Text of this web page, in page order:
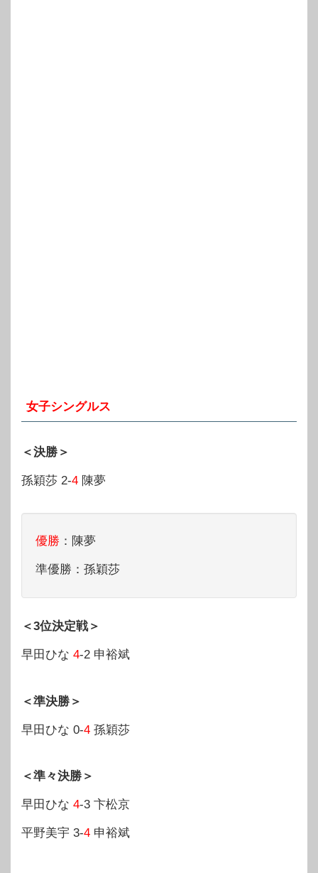
女子シングルス
＜決勝＞
孫穎莎 2-4 陳夢
優勝 ：陳夢
準優勝：孫穎莎
＜3位決定戦＞
早田ひな 4-2 申裕斌
＜準決勝＞
早田ひな 0-4 孫穎莎
＜準々決勝＞
早田ひな 4-3 卞松京
平野美宇 3-4 申裕斌